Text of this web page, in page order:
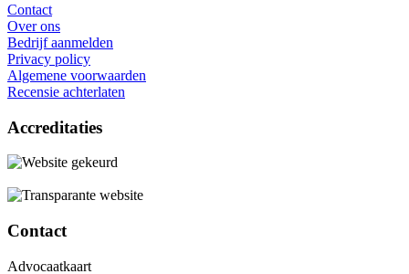
Contact
Over ons
Bedrijf aanmelden
Privacy policy
Algemene voorwaarden
Recensie achterlaten
Accreditaties
Contact
Advocaatkaart